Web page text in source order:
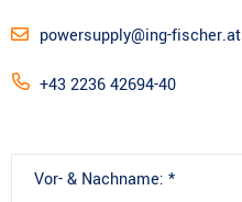
powersupply@ing-fischer.at
+43 2236 42694-40